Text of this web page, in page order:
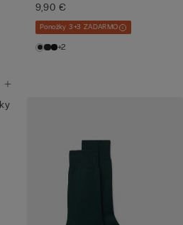
9,90 €
Ponožky 3+3 ZADARMO
+2